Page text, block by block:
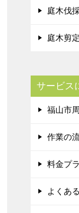
庭木伐
庭木剪定
サービス
福山市
作業の
料金プ
よくあ